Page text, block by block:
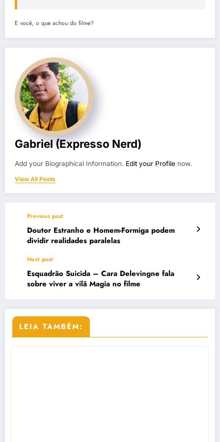
E você, o que achou do filme?
Gabriel (Expresso Nerd)
Add your Biographical Information. Edit your Profile now.
View All Posts
Previous post
Doutor Estranho e Homem-Formiga podem
dividir realidades paralelas
Next post
Esquadrão Suicida – Cara Delevingne fala
sobre viver a vilã Magia no filme
LEIA TAMBÉM: